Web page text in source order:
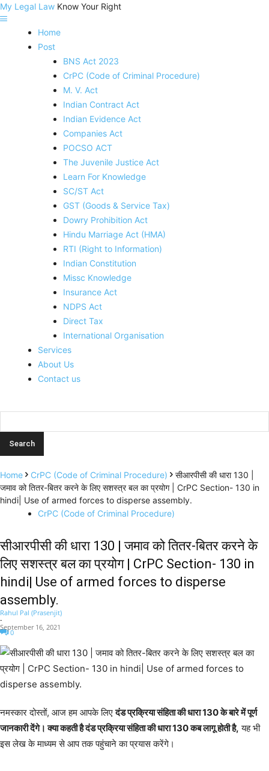
My Legal Law Know Your Right
Home
Post
BNS Act 2023
CrPC (Code of Criminal Procedure)
M. V. Act
Indian Contract Act
Indian Evidence Act
Companies Act
POCSO ACT
The Juvenile Justice Act
Learn For Knowledge
SC/ST Act
GST (Goods & Service Tax)
Dowry Prohibition Act
Hindu Marriage Act (HMA)
RTI (Right to Information)
Indian Constitution
Missc Knowledge
Insurance Act
NDPS Act
Direct Tax
International Organisation
Services
About Us
Contact us
Home CrPC (Code of Criminal Procedure)
सीआरपीसी की धारा 130 |
जमाव को तितर-बितर करने के लिए सशस्त्र बल का प्रयोग | CrPC Section- 130 in
hindi| Use of armed forces to disperse assembly.
CrPC (Code of Criminal Procedure)
सीआरपीसी की धारा 130 | जमाव को तितर-बितर करने के
लिए सशस्त्र बल का प्रयोग | CrPC Section- 130 in
hindi| Use of armed forces to disperse
assembly.
Rahul Pal (Prasenjit)
-
September 16, 2021
0
नमस्कार दोस्तों, आज हम आपके लिएदंड प्रक्रिया संहिता की धारा 130 के बारे में पूर्ण
जानकारी देंगे। क्या कहती है दंड प्रक्रिया संहिता की धारा 130 कब लागू होती है, यह भी
इस लेख के माध्यम से आप तक पहुंचाने का प्रयास करेंगे।